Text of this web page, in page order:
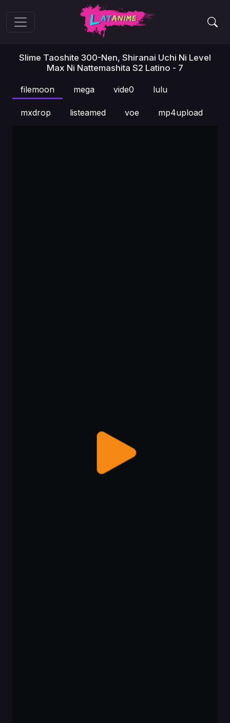
Slime Taoshite 300-Nen, Shiranai Uchi Ni Level
Max Ni Nattemashita S2 Latino - 7
filemoon mega vide0 lulu
mxdrop listeamed voe mp4upload